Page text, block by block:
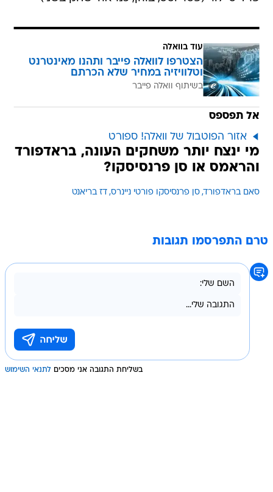
עוד בוואלה
הצטרפו לוואלה פייבר ותהנו מאינטרנט
וטלוויזיה במחיר שלא הכרתם
בשיתוף וואלה פייבר
אל תפספס
אזור הפוטבול של וואלה! ספורט
מי ינצח יותר משחקים העונה, בראדפורד
והראמס או סן פרנסיסקו?
סאם בראדפורד סן פרנסיסקו פורטי ניינרס דז בריאנט
טרם התפרסמו תגובות
בשליחת התגובה אני מסכים לתנאי השימוש